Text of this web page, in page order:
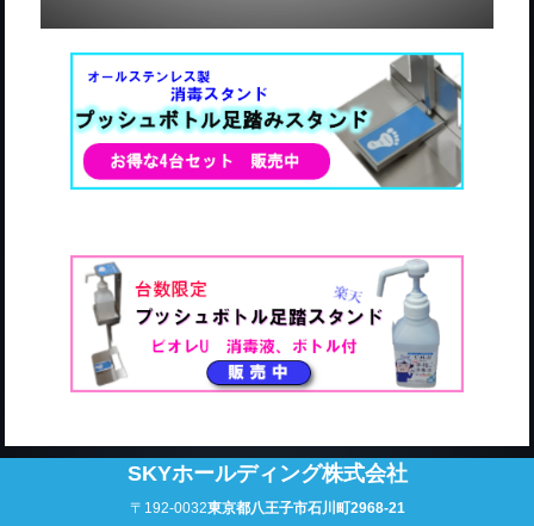
SKYホールディング株式会社
〒192-0032東京都八王子市石川町2968-21